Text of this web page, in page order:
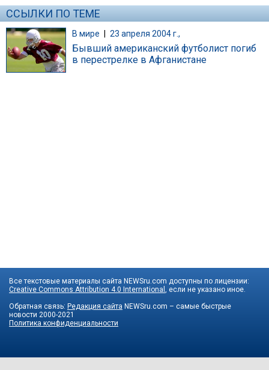
ССЫЛКИ ПО ТЕМЕ
В мире | 23 апреля 2004 г.,
Бывший американский футболист погиб
в перестрелке в Афганистане
Все текстовые материалы сайта NEWSru.com доступны по лицензии:
Creative Commons Attribution 4.0 International
, если не указано иное.
Обратная связь: Редакция сайта NEWSru.com – самые быстрые
новости 2000-2021
Политика конфиденциальности